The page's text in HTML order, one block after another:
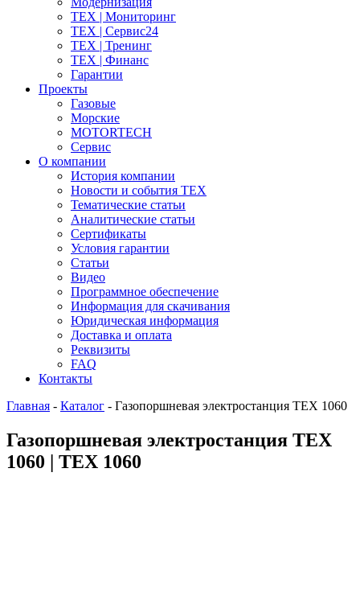
ТЕХ | Мониторинг
ТЕХ | Сервис24
ТЕХ | Тренинг
ТЕХ | Финанс
Гарантии
Проекты
Газовые
Морские
MOTORTECH
Сервис
О компании
История компании
Новости и события ТЕХ
Тематические статьи
Аналитические статьи
Сертификаты
Условия гарантии
Статьи
Видео
Программное обеспечение
Информация для скачивания
Юридическая информация
Доставка и оплата
Реквизиты
FAQ
Контакты
Главная - Каталог - Газопоршневая электростанция ТЕХ 1060
Газопоршневая электростанция ТЕХ
1060 | ТЕХ 1060